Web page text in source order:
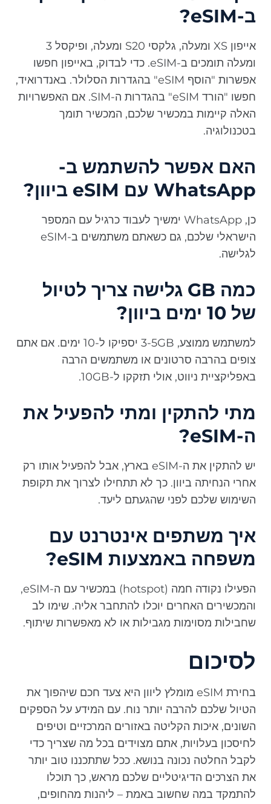
ב-eSIM?
אייפון XS ומעלה, גלקסי S20 ומעלה, ופיקסל 3
ומעלה תומכים ב-eSIM. כדי לבדוק, באייפון חפשו
אפשרות "הוסף eSIM" בהגדרות הסלולר. באנדרואיד,
חפשו "הורד eSIM" בהגדרות ה-SIM. אם האפשרויות
האלה קיימות במכשיר שלכם, המכשיר תומך
בטכנולוגיה.
האם אפשר להשתמש ב-
WhatsApp עם eSIM ביוון?
כן, WhatsApp ימשיך לעבוד כרגיל עם המספר
הישראלי שלכם, גם כשאתם משתמשים ב-eSIM
לגלישה.
כמה GB גלישה צריך לטיול
של 10 ימים ביוון?
למשתמש ממוצע, 3-5GB יספיקו ל-10 ימים. אם אתם
צופים בהרבה סרטונים או משתמשים הרבה
באפליקציית ניווט, אולי תזקקו ל-10GB.
מתי להתקין ומתי להפעיל את
ה-eSIM?
יש להתקין את ה-eSIM בארץ, אבל להפעיל אותו רק
אחרי הנחיתה ביוון. כך לא תתחילו לצרוך את תקופת
השימוש שלכם לפני שהגעתם ליעד.
איך משתפים אינטרנט עם
משפחה באמצעות eSIM?
הפעילו נקודה חמה (hotspot) במכשיר עם ה-eSIM,
והמכשירים האחרים יוכלו להתחבר אליה. שימו לב
שחבילות מסוימות מגבילות או לא מאפשרות שיתוף.
לסיכום
בחירת eSIM מומלץ ליוון היא צעד חכם שיהפוך את
הטיול שלכם להרבה יותר נוח. עם המידע על הספקים
השונים, איכות הקליטה באזורים המרכזיים וטיפים
לחיסכון בעלויות, אתם מצוידים בכל מה שצריך כדי
לקבל החלטה נכונה בנושא. ככל שתתכננו טוב יותר
את הצרכים הדיגיטליים שלכם מראש, כך תוכלו
להתמקד במה שחשוב באמת – ליהנות מהחופים,